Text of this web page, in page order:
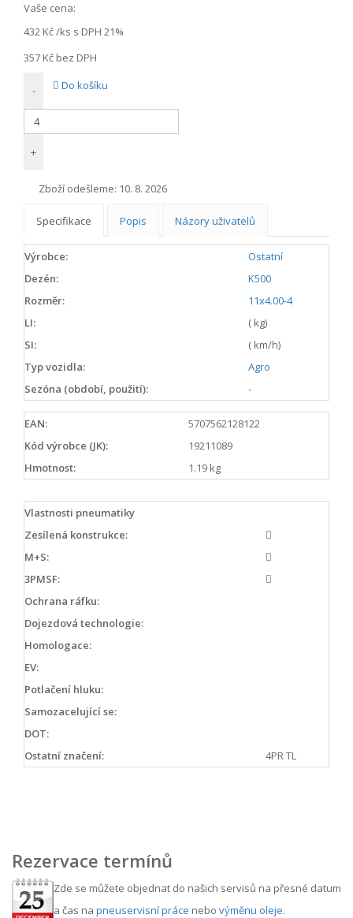
Vaše cena:
432 Kč/ks s DPH 21%
357 Kč bez DPH
-
+
Do košíku
Zboží odešleme: 10. 8. 2026
Specifikace Popis Názory uživatelů
Výrobce:
Ostatní
Dezén:
K500
Rozměr:
11x4.00-4
LI:
( kg)
SI:
( km/h)
Typ vozidla:
Agro
Sezóna (období, použití):
-
EAN:
5707562128122
Kód výrobce (JK):
19211089
Hmotnost:
1.19 kg
Vlastnosti pneumatiky
Zesílená konstrukce:
M+S:
3PMSF:
Ochrana ráfku:
Dojezdová technologie:
Homologace:
EV:
Potlačení hluku:
Samozacelující se:
DOT:
Ostatní značení:
4PR TL
Rezervace termínů
Zde se můžete objednat do našich servisů na přesné datum
a čas na pneuservisní práce nebo výměnu oleje.